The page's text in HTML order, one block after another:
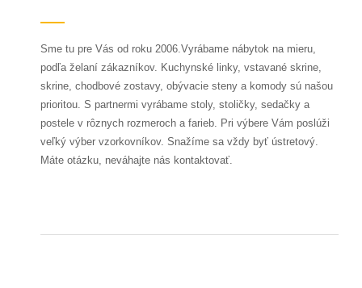
Sme tu pre Vás od roku 2006.Vyrábame nábytok na mieru,
podľa želaní zákazníkov. Kuchynské linky, vstavané skrine,
skrine, chodbové zostavy, obývacie steny a komody sú našou
prioritou. S partnermi vyrábame stoly, stoličky, sedačky a
postele v rôznych rozmeroch a farieb. Pri výbere Vám poslúži
veľký výber vzorkovníkov. Snažíme sa vždy byť ústretový.
Máte otázku, neváhajte nás kontaktovať.